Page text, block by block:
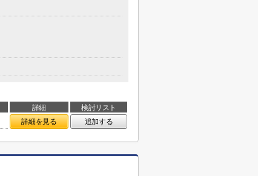
詳細
検討リスト
詳細を見る 追加する